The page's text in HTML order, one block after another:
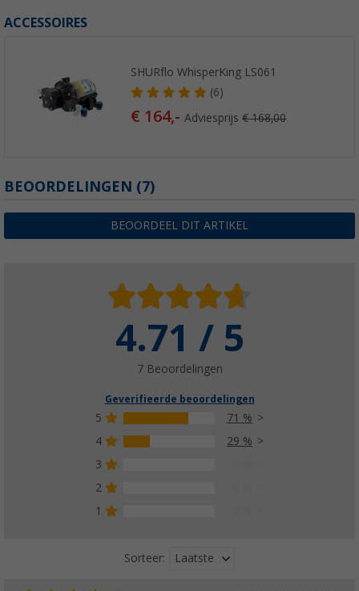
ACCESSOIRES
SHURflo WhisperKing LS061
(6)
€ 164,-Adviesprijs€ 168,00
BEOORDELINGEN (7)
BEOORDEEL DIT ARTIKEL
4.71 / 5
7 Beoordelingen
Geverifieerde beoordelingen
5
71 %
4
29 %
3
2
1
Sorteer: Laatste